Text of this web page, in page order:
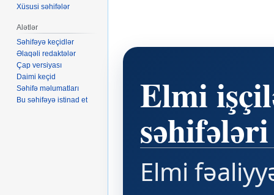
Elmi
səhifələri
Elmi
Xüsusi səhifələr
Alətlər
Səhifəyə keçidlər
Əlaqəli redaktələr
Çap versiyası
Daimi keçid
Səhifə məlumatları
Bu səhifəyə istinad et